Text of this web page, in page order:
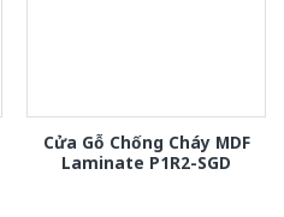
Cửa Gỗ Chống Cháy MDF
Laminate P1R2-SGD